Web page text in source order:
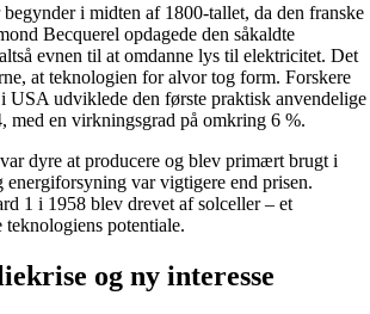
i midten af 1800-tallet, da den franske
Becquerel opdagede den såkaldte
evnen til at omdanne lys til elektricitet. Det
at teknologien for alvor tog form. Forskere
USA udviklede den første praktisk anvendelige
med en virkningsgrad på omkring 6 %.
dyre at producere og blev primært brugt i
var vigtigere end prisen.
1 i 1958 blev drevet af solceller – et
teknologiens potentiale.
og ny interesse